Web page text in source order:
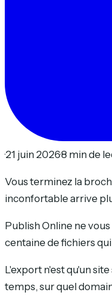
·21 juin 2026·8 min de
Vous terminez la
inconfortable arrive
Publish Online ne
centaine de fichiers
L'export n'est qu'un
temps, sur quel